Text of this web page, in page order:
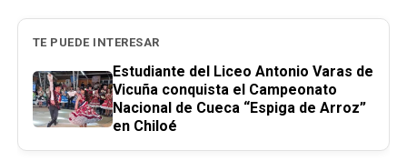
TE PUEDE INTERESAR
Estudiante del Liceo Antonio Varas de
Vicuña conquista el Campeonato
Nacional de Cueca “Espiga de Arroz”
en Chiloé